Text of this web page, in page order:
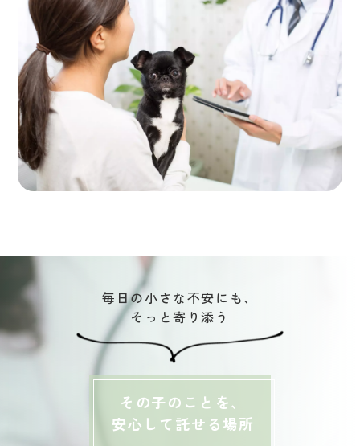
毎日の小さな不安にも、
そっと寄り添う
その子のことを、
安心して託せる場所